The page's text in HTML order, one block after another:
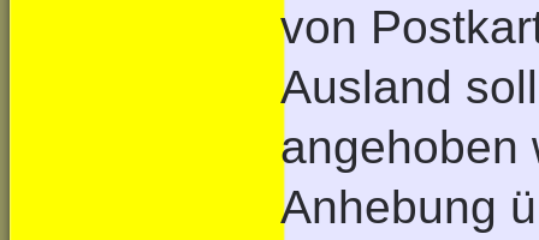
von
Ausland
angehoben
Anhebung